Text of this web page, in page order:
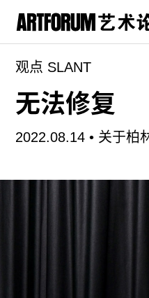
artguide
新闻
展评
杂志
观点 SLANT
无法修复
2022.08.14 • 关于柏